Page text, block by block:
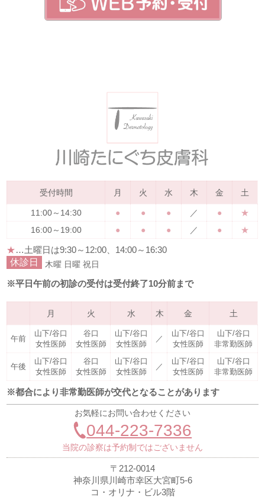
受付時間 月 火 水 木 金 土
11:00～14:30 ● ● ● ／ ●
★
16:00～19:00
● ● ● ／ ● ★
★…土曜日は9:30～12:00、14:00～16:30
休診日
木曜 日曜 祝日
※平日午前の初診の受付は受付終了10分前まで
月 火 水 木 金 土
午前
山下/谷口
女性医師
谷口
女性医師
山下/谷口
女性医師
／
山下/谷口
女性医師
山下/谷口
非常勤医師
午後
山下/谷口
女性医師
谷口
女性医師
山下/谷口
女性医師
／
山下/谷口
女性医師
山下/谷口
非常勤医師
※都合により非常勤医師が交代となることがあります
お気軽にお問い合わせください
044-223-7336
当院の診察は予約制ではございません
〒212-0014
神奈川県川崎市幸区大宮町5-6
コ・オリナ・ビル3階